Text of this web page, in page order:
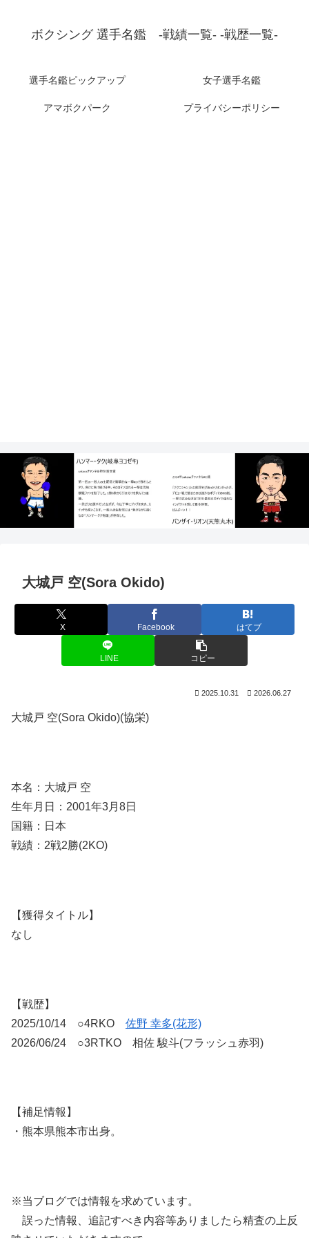
ボクシング 選手名鑑 -戦績一覧- -戦歴一覧-
選手名鑑ピックアップ 女子選手名鑑
アマボクパーク プライバシーポリシー
大城戸 空(Sora Okido)
X Facebook はてブ
LINE コピー
2025.10.31 2026.06.27
大城戸 空(Sora Okido)(協栄)
本名：大城戸 空
生年月日：2001年3月8日
国籍：日本
戦績：2戦2勝(2KO)
【獲得タイトル】
なし
【戦歴】
2025/10/14 ○4RKO 佐野 幸多(花形)
2026/06/24 ○3RTKO 相佐 駿斗(フラッシュ赤羽)
【補足情報】
・熊本県熊本市出身。
※当ブログでは情報を求めています。
誤った情報、追記すべき内容等ありましたら精査の上反